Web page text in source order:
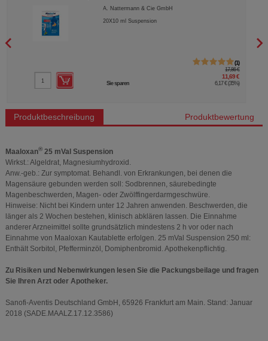
A. Nattermann & Cie GmbH
20X10ml Suspension
1
17,86 €
11,69 €
Sie sparen 6,17 € (35%)
Produktbeschreibung Produktbewertung
Maaloxan®25 mVal Suspension
Wirkst.: Algeldrat, Magnesiumhydroxid.
Anw.-geb.: Zur symptomat. Behandl. von Erkrankungen, bei denen die
Magensäure gebunden werden soll: Sodbrennen, säurebedingte
Magenbeschwerden, Magen- oder Zwölffingerdarmgeschwüre.
Hinweise: Nicht bei Kindern unter 12 Jahren anwenden. Beschwerden, die
länger als 2 Wochen bestehen, klinisch abklären lassen. Die Einnahme
anderer Arzneimittel sollte grundsätzlich mindestens 2 h vor oder nach
Einnahme von Maaloxan Kautablette erfolgen. 25 mVal Suspension 250 ml:
Enthält Sorbitol, Pfefferminzöl, Domiphenbromid. Apothekenpflichtig.
Zu Risiken und Nebenwirkungen lesen Sie die Packungsbeilage und fragen
Sie Ihren Arzt oder Apotheker.
Sanofi-Aventis Deutschland GmbH, 65926 Frankfurt am Main. Stand: Januar
2018 (SADE.MAALZ.17.12.3586)